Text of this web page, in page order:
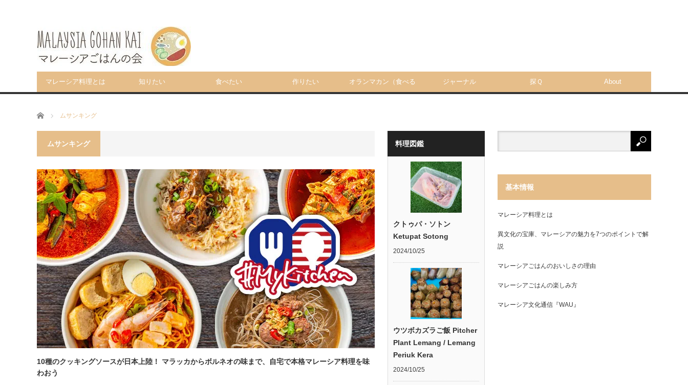
マレーシア料理とは 知りたい 食べたい 作りたい オランマカン（食べる ジャーナル 探Ｑ About
ホーム ムサンキング
ムサンキング
10種のクッキングソースが日本上陸！ マラッカからボルネオの味まで、自宅で本格マレーシア料理を味
わおう
料理図鑑
クトゥパ・ソトン
Ketupat Sotong
2024/10/25
ウツボカズラご飯 Pitcher
Plant Lemang / Lemang
Periuk Kera
2024/10/25
基本情報
マレーシア料理とは
異文化の宝庫、マレーシアの魅力を7つのポイントで解
説
マレーシアごはんのおいしさの理由
マレーシアごはんの楽しみ方
マレーシア文化通信『WAU』